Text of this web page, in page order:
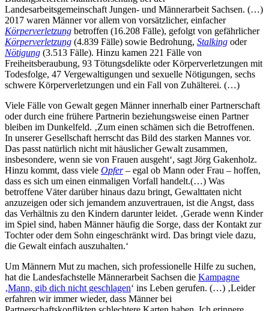
Landesarbeitsgemeinschaft Jungen- und Männerarbeit Sachsen. (…)
2017 waren Männer vor allem von vorsätzlicher, einfacher
Körperverletzung betroffen (16.208 Fälle), gefolgt von gefährlicher
Körperverletzung (4.839 Fälle) sowie Bedrohung, Stalking oder
Nötigung (3.513 Fälle). Hinzu kamen 221 Fälle von
Freiheitsberaubung, 93 Tötungsdelikte oder Körperverletzungen mit
Todesfolge, 47 Vergewaltigungen und sexuelle Nötigungen, sechs
schwere Körperverletzungen und ein Fall von Zuhälterei. (…)
Viele Fälle von Gewalt gegen Männer innerhalb einer Partnerschaft
oder durch eine frühere Partnerin beziehungsweise einen Partner
bleiben im Dunkelfeld. ‚Zum einen schämen sich die Betroffenen.
In unserer Gesellschaft herrscht das Bild des starken Mannes vor.
Das passt natürlich nicht mit häuslicher Gewalt zusammen,
insbesondere, wenn sie von Frauen ausgeht‘, sagt Jörg Gakenholz.
Hinzu kommt, dass viele Opfer– egal ob Mann oder Frau – hoffen,
dass es sich um einen einmaligen Vorfall handelt.(…) Was
betroffene Väter darüber hinaus dazu bringt, Gewalttaten nicht
anzuzeigen oder sich jemandem anzuvertrauen, ist die Angst, dass
das Verhältnis zu den Kindern darunter leidet. ‚Gerade wenn Kinder
im Spiel sind, haben Männer häufig die Sorge, dass der Kontakt zur
Tochter oder dem Sohn eingeschränkt wird. Das bringt viele dazu,
die Gewalt einfach auszuhalten.‘
Um Männern Mut zu machen, sich professionelle Hilfe zu suchen,
hat die Landesfachstelle Männerarbeit Sachsen die Kampagne
‚Mann, gib dich nicht geschlagen‘ ins Leben gerufen. (…) ‚Leider
erfahren wir immer wieder, dass Männer bei